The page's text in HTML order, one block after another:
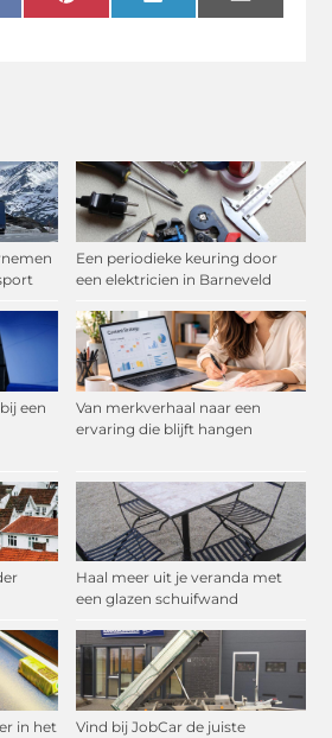
Een periodieke keuring door
een elektricien in Barneveld
een
Van merkverhaal naar een
ervaring die blijft hangen
Haal meer uit je veranda met
een glazen schuifwand
in het
Vind bij JobCar de juiste